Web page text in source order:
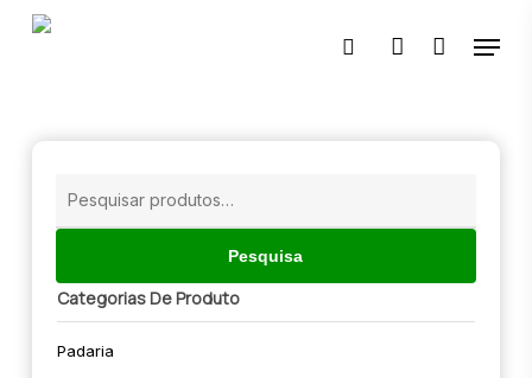
Skip
🔍
pesquisaraccount
Menu
Pesquisa
Categorias De Produto
Padaria